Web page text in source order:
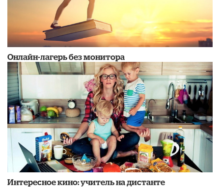
Онлайн-лагерь без монитора
Интересное кино: учитель на дистанте